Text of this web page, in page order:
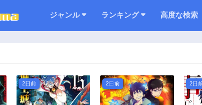
ジャンル ランキング 高度な検索
2日前 2日前 2日